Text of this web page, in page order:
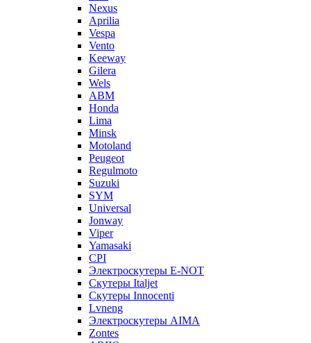
Nexus
Aprilia
Vespa
Vento
Keeway
Gilera
Wels
ABM
Honda
Lima
Minsk
Motoland
Peugeot
Regulmoto
Suzuki
SYM
Universal
Jonway
Viper
Yamasaki
CPI
Электроскутеры E-NOT
Скутеры Italjet
Скутеры Innocenti
Lvneng
Электроскутеры AIMA
Zontes